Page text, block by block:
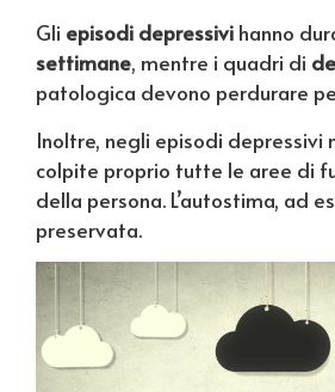
Gli episodi depressivi hanno
settimane, mentre i quadri di
patologica devono perdurare
Inoltre, negli episodi depressivi
colpite proprio tutte le aree di
della persona. L’autostima, ad
preservata.